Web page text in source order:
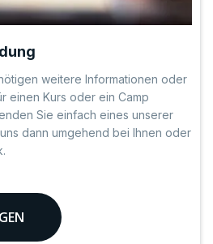
weitere Informationen oder
einen Kurs oder ein Camp
Sie einfach eines unserer
dann umgehend bei Ihnen oder